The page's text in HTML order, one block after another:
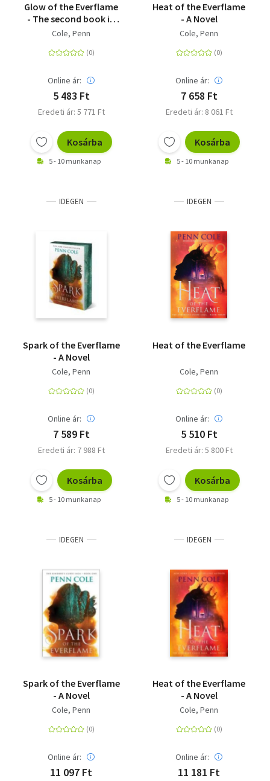
Glow of the Everflame
- The second book in
an irresistibly epic and
series
Cole, Penn
Online ár:
5 483 Ft
Eredeti ár: 5 771 Ft
Kosárba
5 - 10 munkanap
Heat of the Everflame
- A Novel
Cole, Penn
Online ár:
7 658 Ft
Eredeti ár: 8 061 Ft
Kosárba
5 - 10 munkanap
IDEGEN
Spark of the Everflame
- A Novel
Cole, Penn
Online ár:
7 589 Ft
Eredeti ár: 7 988 Ft
Kosárba
5 - 10 munkanap
IDEGEN
Heat of the Everflame
Cole, Penn
Online ár:
5 510 Ft
Eredeti ár: 5 800 Ft
Kosárba
5 - 10 munkanap
IDEGEN
Spark of the Everflame
- A Novel
Cole, Penn
Online ár:
11 097 Ft
IDEGEN
Heat of the Everflame
- A Novel
Cole, Penn
Online ár:
11 181 Ft